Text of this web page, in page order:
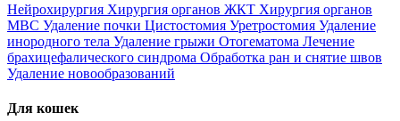
Нейрохирургия Хирургия органов ЖКТ Хирургия органов
МВС Удаление почки Цистостомия Уретростомия Удаление
инородного тела Удаление грыжи Отогематома Лечение
брахицефалического синдрома Обработка ран и снятие швов
Удаление новообразований
Для кошек